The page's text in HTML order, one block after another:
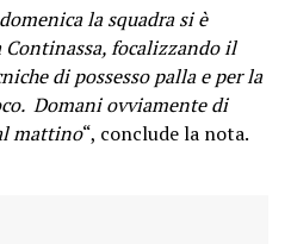
la squadra si è
focalizzando il
di possesso palla e per la
Domani ovviamente di
mattino“, conclude la nota.